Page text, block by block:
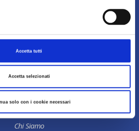
Accetta tutti
Accetta selezionati
solo con i cookie necessari
Chi Siamo